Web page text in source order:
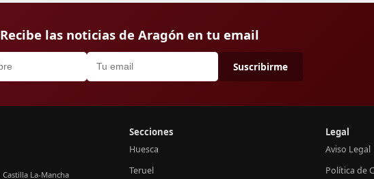
Recibe las noticias de Aragón en tu email
Suscribirme
Castilla La-Mancha
Secciones
Huesca
Teruel
Legal
Aviso Legal
Política de